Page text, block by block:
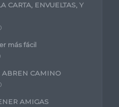
CARTA, ENVUELTAS, Y
más fácil
ABREN CAMINO
AMIGAS